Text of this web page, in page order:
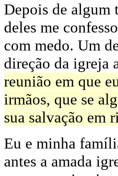
Depois de algum
deles me
com medo. Um
direção da igreja
reunião em que
irmãos, que se
sua salvação em
Eu e minha
antes a amada